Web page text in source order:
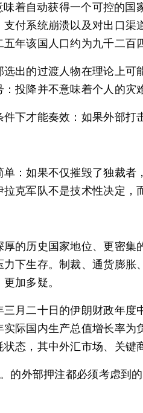
着自动获得一个可控的
付系统崩溃以及对出口
年该国人口约为九千二百
出的过渡人物在理论上
投降并不意味着个人的灾
下才能奏效：如果外部打
：如果不仅摧毁了独裁
克军队不是技术性决定，
的历史国家地位、更密
下生存。制裁、通货膨
加多疑。
月二十日的伊朗财政年
际国内生产总值增长率
态，其中外汇市场、关键
的外部押注都必须考虑